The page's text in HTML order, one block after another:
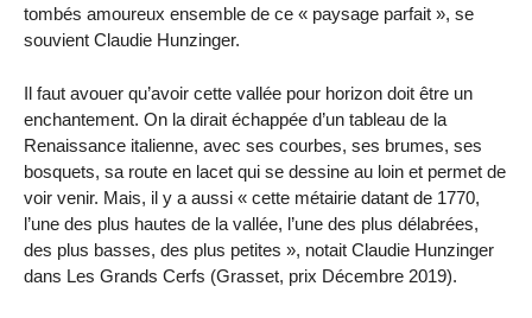
tombés amoureux ensemble de ce « paysage parfait », se
souvient Claudie Hunzinger.
Il faut avouer qu’avoir cette vallée pour horizon doit être un
enchantement. On la dirait échappée d’un tableau de la
Renaissance italienne, avec ses courbes, ses brumes, ses
bosquets, sa route en lacet qui se dessine au loin et permet de
voir venir. Mais, il y a aussi « cette métairie datant de 1770,
l’une des plus hautes de la vallée, l’une des plus délabrées,
des plus basses, des plus petites », notait Claudie Hunzinger
dans Les Grands Cerfs (Grasset, prix Décembre 2019).